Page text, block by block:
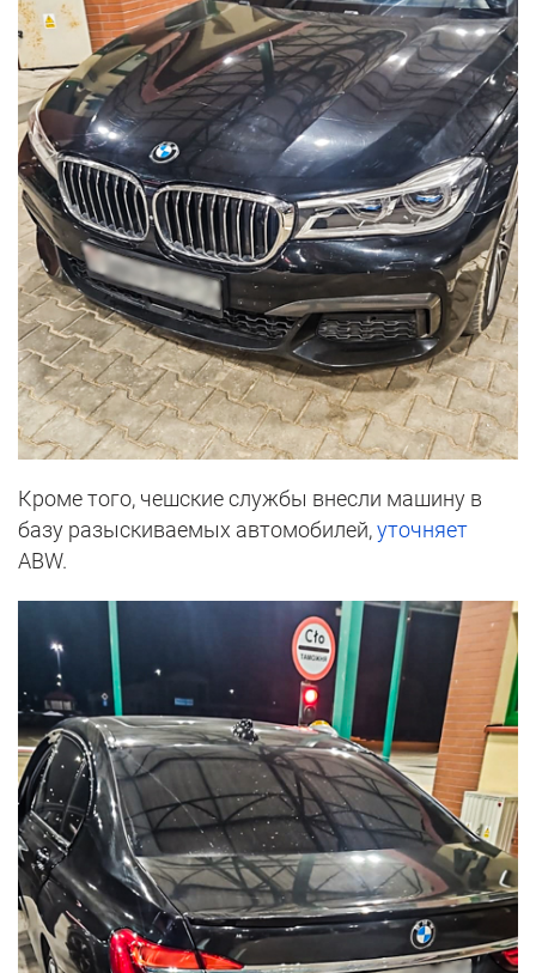
Кроме того, чешские службы внесли машину в
базу разыскиваемых автомобилей,уточняет
ABW.